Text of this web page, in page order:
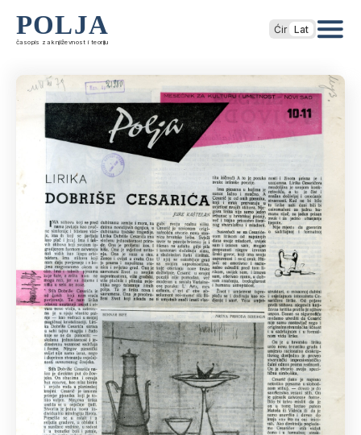
POLJA
časopis za književnost i teoriju
Ćir Lat